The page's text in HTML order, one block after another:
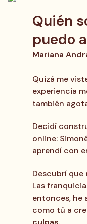
Quién
puedo
Mariana
Quizá me
experiencia
también
Decidí
online:
aprendí con
Descubrí que
Las
entonces, he
como tú a